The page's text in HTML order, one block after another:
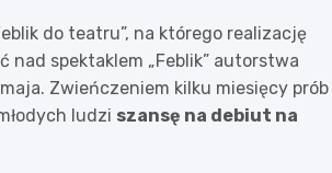
do teatru”, na którego realizację
nad spektaklem „Feblik” autorstwa
Zwieńczeniem kilku miesięcy prób
ludzi szansę na debiut na